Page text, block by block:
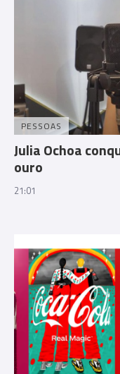
PESSOAS
Julia Ochoa
ouro
21:01